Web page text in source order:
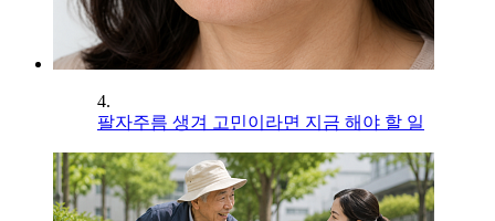
4.
팔자주름 생겨 고민이라면 지금 해야 할 일